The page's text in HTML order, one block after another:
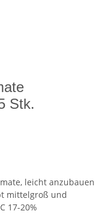
Stk.
leicht anzubauen
mittelgroß und
17-20%